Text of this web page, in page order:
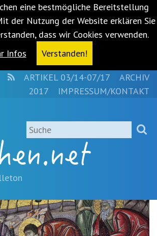
eine bestmögliche Bereitstellung
der Nutzung der Website erklären Sie
dass wir Cookies verwenden.
Infos
Verstanden!
RSSARTIKEL 03/14-07/17
ARCHIV
2017
IMPRESSUM/KONTAKT
Suche